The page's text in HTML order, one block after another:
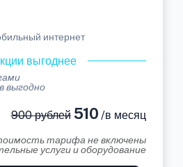
интернет
выгоднее
выгодно
900 рублей510 /в месяц
тарифа не включены
услуги и оборудование